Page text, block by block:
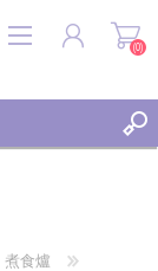
(0)
煮食爐